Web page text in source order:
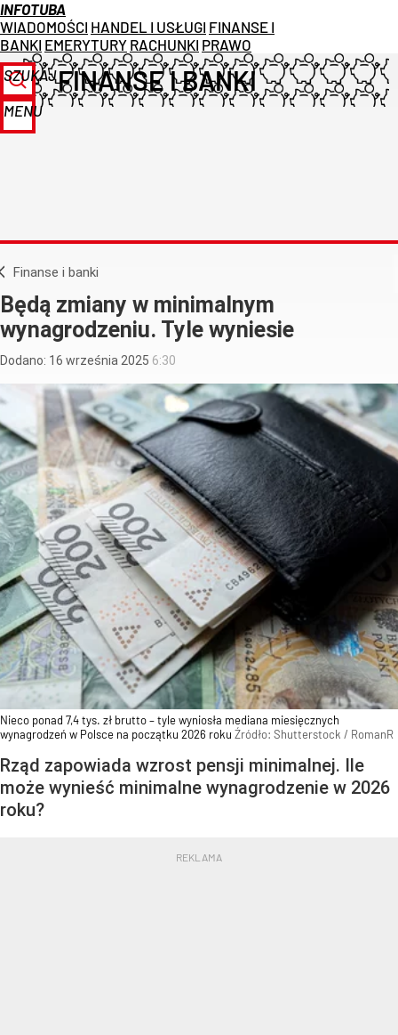
INFOTUBA
WIADOMOŚCI HANDEL I USŁUGI FINANSE I
BANKI EMERYTURY RACHUNKI PRAWO
SZUKAJ
MENU
FINANSE I BANKI
Finanse i banki
Będą zmiany w minimalnym
wynagrodzeniu. Tyle wyniesie
Dodano: 16 września 2025 6:30
Nieco ponad 7,4 tys. zł brutto – tyle wyniosła mediana miesięcznych
wynagrodzeń w Polsce na początku 2026 roku Źródło: Shutterstock / RomanR
Rząd zapowiada wzrost pensji minimalnej. Ile
może wynieść minimalne wynagrodzenie w 2026
roku?